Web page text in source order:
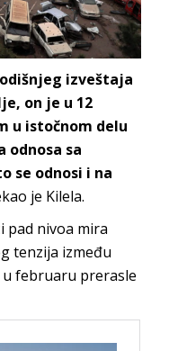
izveštaja
on je u 12
u istočnom delu
odnosa sa
se odnosi i na
je Kilela.
pad nivoa mira
tenzija između
u februaru prerasle